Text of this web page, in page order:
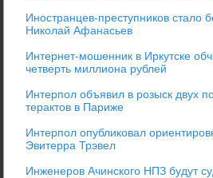
Иностранцев-преступников стало
Николай Афанасьев
Интернет-мошенник в Иркутске
четверть миллиона рублей
Интерпол объявил в розыск двух
терактов в Париже
Интерпол опубликовал
Эвитерра Трэвел
Инженеров Ачинского НПЗ будут